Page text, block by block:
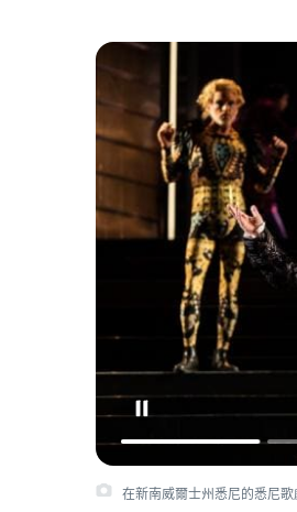
新南威爾士州悉尼的班加拉